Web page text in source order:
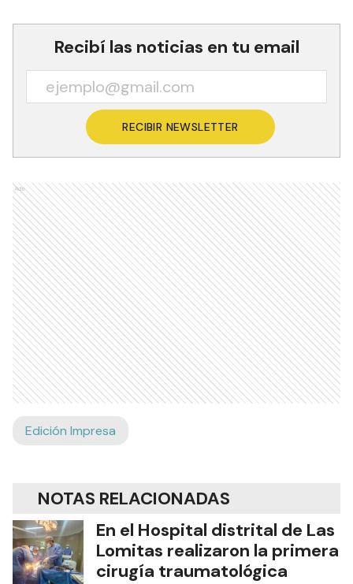
Recibí las noticias en tu email
RECIBIR NEWSLETTER
Ads
Edición Impresa
NOTAS RELACIONADAS
En el Hospital distrital de Las
Lomitas realizaron la primera
cirugía traumatológica